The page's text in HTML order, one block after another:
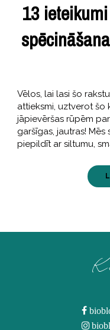
13
Vēlos, lai lasi šo
attieksmi, uztverot šo
jāpievēršas rūpēm
garšīgas, jautras!
piepildīt ar siltumu,